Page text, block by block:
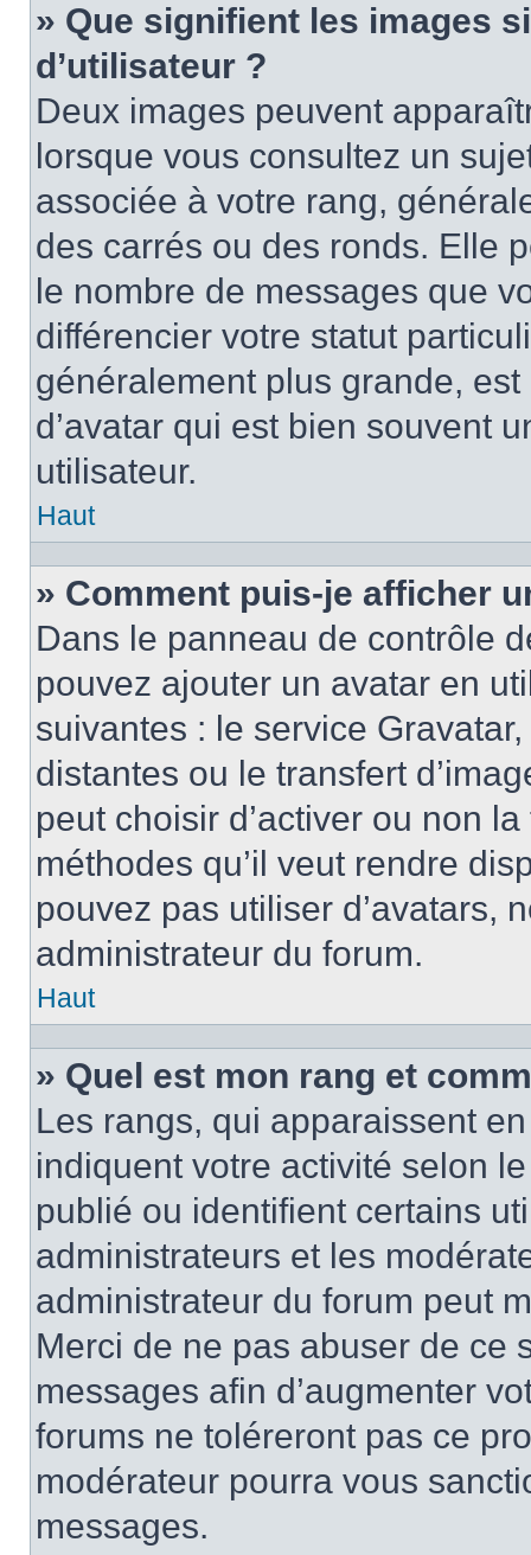
» Que signifient les images
d’utilisateur ?
Deux images peuvent
lorsque vous consultez un
associée à votre rang,
des carrés ou des ronds. Elle
le nombre de messages que
différencier votre statut
généralement plus grande,
d’avatar qui est bien souvent
utilisateur.
Haut
» Comment puis-je afficher
Dans le panneau de contrôle
pouvez ajouter un avatar en
suivantes : le service
distantes ou le transfert
peut choisir d’activer ou non
méthodes qu’il veut rendre
pouvez pas utiliser d’avatars,
administrateur du forum.
Haut
» Quel est mon rang et
Les rangs, qui apparaissent
indiquent votre activité selon
publié ou identifient certains
administrateurs et les
administrateur du forum peut
Merci de ne pas abuser de ce
messages afin d’augmenter
forums ne toléreront pas ce
modérateur pourra vous
messages.